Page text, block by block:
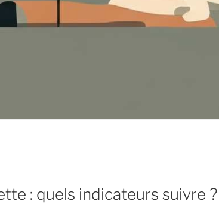
: quels indicateurs suivre ?